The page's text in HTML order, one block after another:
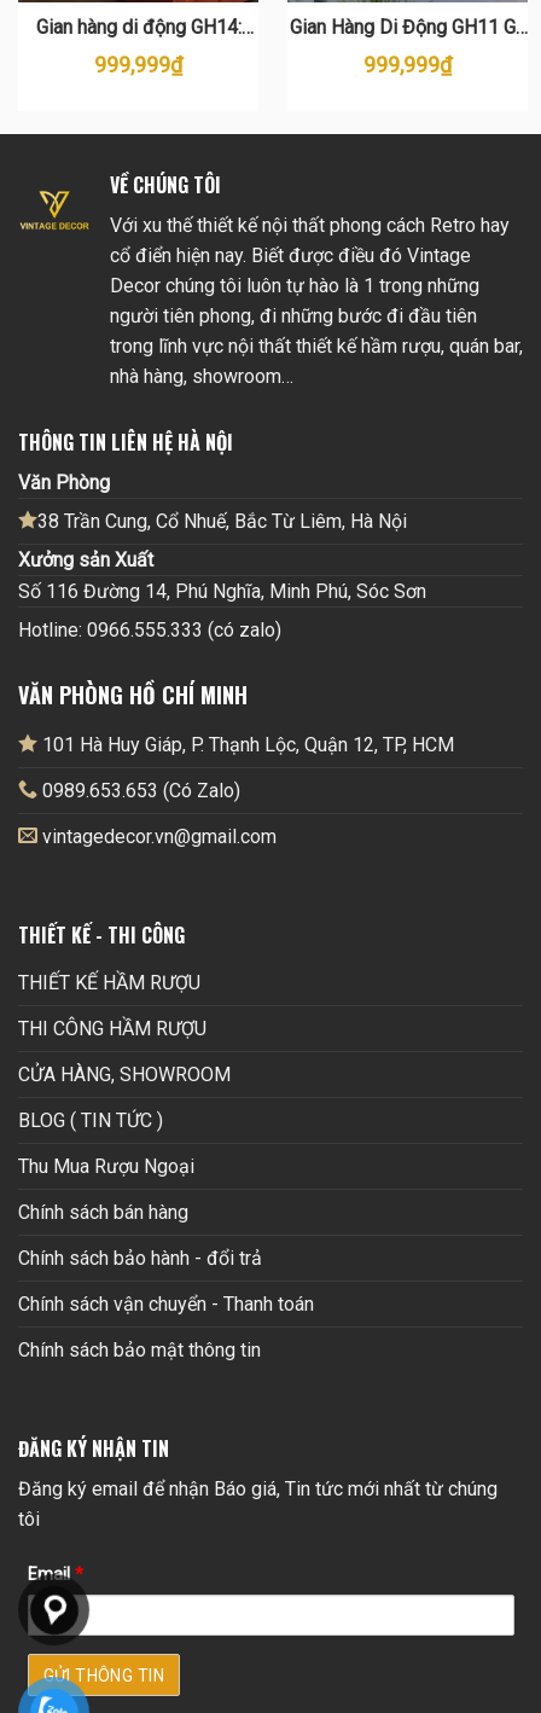
Gian hàng di động GH14:
Quầy Bar Gỗ Thông Sang
Trọng & Đẳng Cấp
999,999₫
Gian Hàng Di Động GH11 Gỗ
Thông Tự Nhiên
999,999₫
VỀ CHÚNG TÔI
Với xu thế thiết kế nội thất phong cách Retro hay
cổ điển hiện nay. Biết được điều đó Vintage
Decor chúng tôi luôn tự hào là 1 trong những
người tiên phong, đi những bước đi đầu tiên
trong lĩnh vực nội thất thiết kế hầm rượu, quán bar,
nhà hàng, showroom…
THÔNG TIN LIÊN HỆ HÀ NỘI
Văn Phòng
38 Trần Cung, Cổ Nhuế, Bắc Từ Liêm, Hà Nội
Xưởng sản Xuất
Số 116 Đường 14, Phú Nghĩa, Minh Phú, Sóc Sơn
Hotline: 0966.555.333 (có zalo)
VĂN PHÒNG HỒ CHÍ MINH
101 Hà Huy Giáp, P. Thạnh Lộc, Quận 12, TP, HCM
0989.653.653 (Có Zalo)
vintagedecor.vn@gmail.com
THIẾT KẾ - THI CÔNG
THIẾT KẾ HẦM RƯỢU
THI CÔNG HẦM RƯỢU
CỬA HÀNG, SHOWROOM
BLOG ( TIN TỨC )
Thu Mua Rượu Ngoại
Chính sách bán hàng
Chính sách bảo hành - đổi trả
Chính sách vận chuyển - Thanh toán
Chính sách bảo mật thông tin
ĐĂNG KÝ NHẬN TIN
Đăng ký email để nhận Báo giá, Tin tức mới nhất từ chúng
tôi
Email*